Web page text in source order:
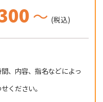
～ (税込)
、内容、指名などによっ
ください。